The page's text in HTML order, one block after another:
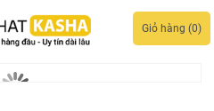
Giỏ hàng (0)